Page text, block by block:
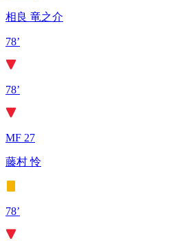
相良 竜之介
78’
78’
MF 27
藤村 怜
78’